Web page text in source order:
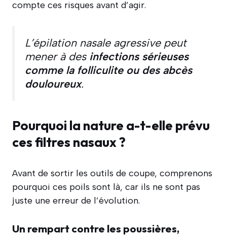
compte ces risques avant d’agir.
L’épilation nasale agressive peut
mener à des infections sérieuses
comme la folliculite ou des abcès
douloureux.
Pourquoi la nature a-t-elle prévu
ces filtres nasaux ?
Avant de sortir les outils de coupe, comprenons
pourquoi ces poils sont là, car ils ne sont pas
juste une erreur de l’évolution.
Un rempart contre les poussières,